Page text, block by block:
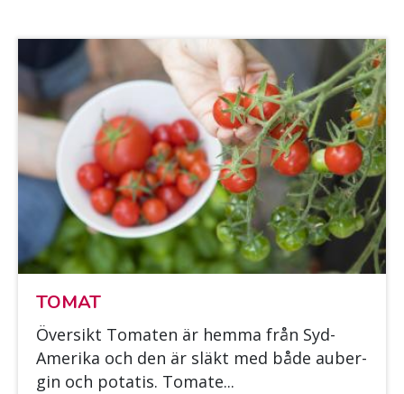
TO­MAT
Över­sikt To­ma­ten är hem­ma från Syd-
Ame­ri­ka och den är släkt med både au­ber­
gin och po­ta­tis. To­ma­te...